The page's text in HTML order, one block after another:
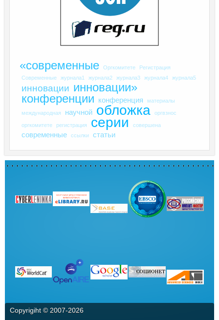
«современные Оргкомитете
Регистрация
Современные
журнала1 журнала2 журнала3 журнала4 журнала5
инновации инновации»
конференции
конференция материалы
международная научной обложка оргвзнос
оргкомитете регистрация серии совершена
современные ссылки статьи
Copyrigiht © 2007-2026